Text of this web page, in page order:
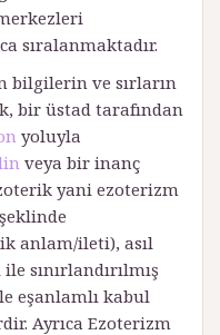
sıralanmaktadır.
bilgilerin ve sırların
bir üstad tarafından
yoluyla
veya bir inanç
yani ezoterizm
anlam/ileti), asıl
sınırlandırılmış
eşanlamlı kabul
Ayrıca Ezoterizm